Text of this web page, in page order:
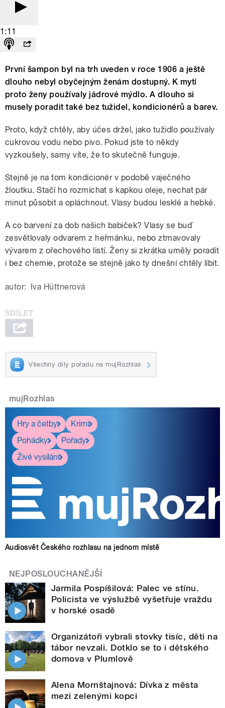
1:11
První šampon byl na trh uveden v roce 1906 a ještě
dlouho nebyl obyčejným ženám dostupný. K mytí
proto ženy používaly jádrové mýdlo. A dlouho si
musely poradit také bez tužidel, kondicionérů a barev.
Proto, když chtěly, aby účes držel, jako tužidlo používaly
cukrovou vodu nebo pivo. Pokud jste to někdy
vyzkoušely, samy víte, že to skutečně funguje.
Stejně je na tom kondicionér v podobě vaječného
žloutku. Stačí ho rozmíchat s kapkou oleje, nechat pár
minut působit a opláchnout. Vlasy budou lesklé a hebké.
A co barvení za dob našich babiček? Vlasy se buď
zesvětlovaly odvarem z heřmánku, nebo ztmavovaly
vývarem z ořechového listí. Ženy si zkrátka uměly poradit
i bez chemie, protože se stejně jako ty dnešní chtěly líbit.
autor: Iva Hüttnerová
Všechny díly pořadu na mujRozhlas
mujRozhlas
Hry a četby
Krimi
Pohádky
Pořady
Živé vysílání
Audiosvět Českého rozhlasu na jednom místě
NEJPOSLOUCHANĚJŠÍ
Jarmila Pospíšilová: Palec ve stínu.
Policista ve výslužbě vyšetřuje vraždu
v horské osadě
Organizátoři vybrali stovky tisíc, děti na
tábor nevzali. Dotklo se to i dětského
domova v Plumlově
Alena Mornštajnová: Dívka z města
mezi zelenými kopci